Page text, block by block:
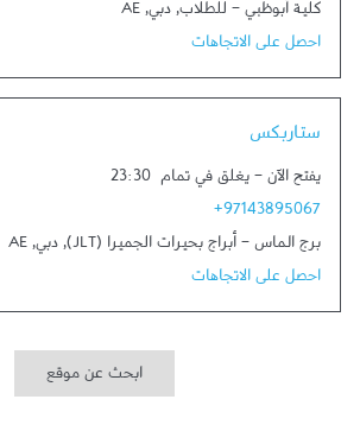
كلية أبوظبي - للطلاب, دبي,
AE
احصل على الاتجاهات
ستاربكس
يفتح الآن - يغلق في تمام 23:30
+97143895067
برج الماس - أبراج بحيرات الجميرا (JLT)
, دبي,
AE
احصل على الاتجاهات
ابحث عن موقع